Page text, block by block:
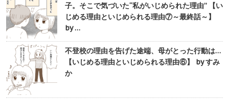
子。そこで気づいた“私がいじめられた理由” 【い
じめる理由といじめられる理由⑦～最終話～】
by …
不登校の理由を告げた途端、母がとった行動は…
【いじめる理由といじめられる理由⑥】 by すみ
か